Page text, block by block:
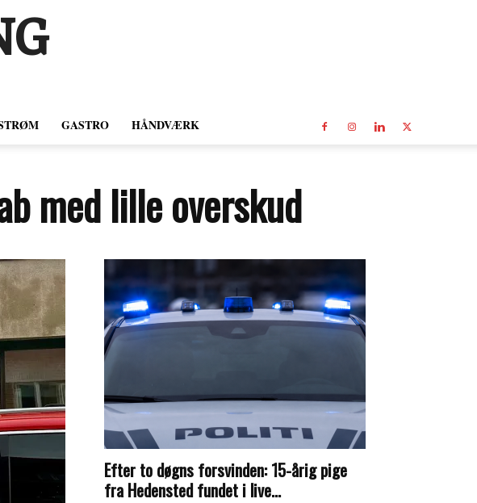
GASTRO HÅNDVÆRK
med lille overskud
Efter to døgns forsvinden: 15-årig pige
fra Hedensted fundet i live...